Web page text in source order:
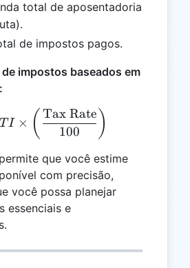
total de aposentadoria
de impostos pagos.
impostos baseados em
TT = TI \times
T I × ( 100
Tax Rate )
que você estime
com precisão,
você possa planejar
essenciais e